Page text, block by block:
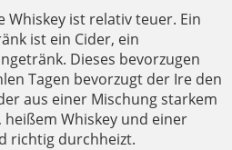
Whiskey ist relativ teuer. Ein
ist ein Cider, ein
Dieses bevorzugen
Tagen bevorzugt der Ire den
aus einer Mischung starkem
Whiskey und einer
richtig durchheizt.